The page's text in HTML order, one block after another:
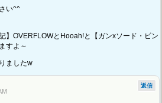
い^^
】OVERFLOWとHooah!と【ガンxソード・ビン
すよ～
ましたw
返信